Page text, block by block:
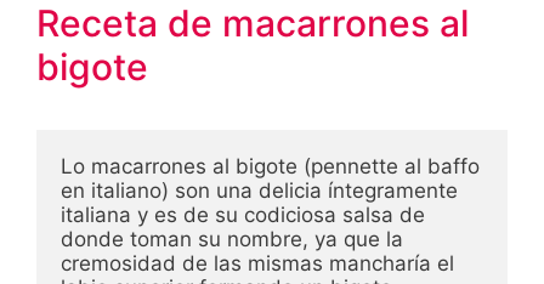
Receta de macarrones al
bigote
Lo macarrones al bigote (pennette al baffo
en italiano) son una delicia íntegramente
italiana y es de su codiciosa salsa de
donde toman su nombre, ya que la
cremosidad de las mismas mancharía el